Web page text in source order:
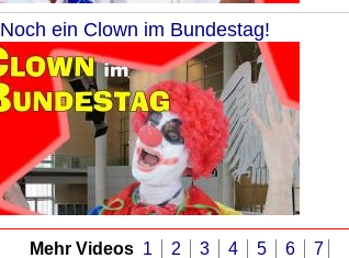
Noch ein Clown im Bundestag!
Mehr Videos 1 2 3 4 5 6 7